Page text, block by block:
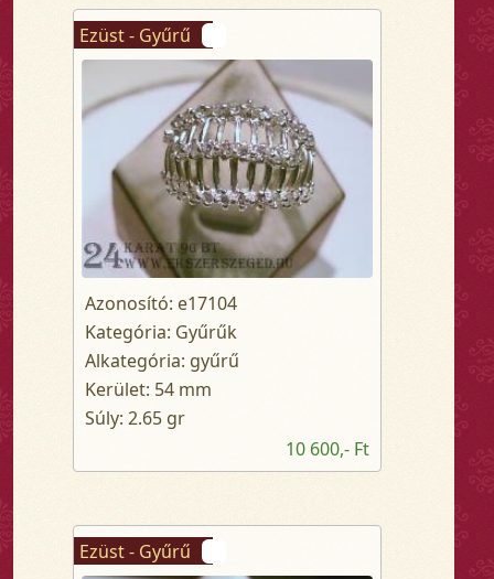
Ezüst - Gyűrű
Azonosító: e17104
Kategória: Gyűrűk
Alkategória: gyűrű
Kerület: 54 mm
Súly: 2.65 gr
10 600,- Ft
Ezüst - Gyűrű